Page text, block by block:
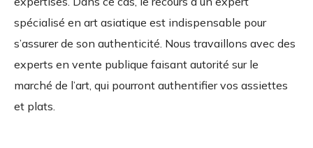
spécialisé en art asiatique est indispensable pour
s’assurer de son authenticité. Nous travaillons avec des
experts en vente publique faisant autorité sur le
marché de l’art, qui pourront authentifier vos assiettes
et plats.